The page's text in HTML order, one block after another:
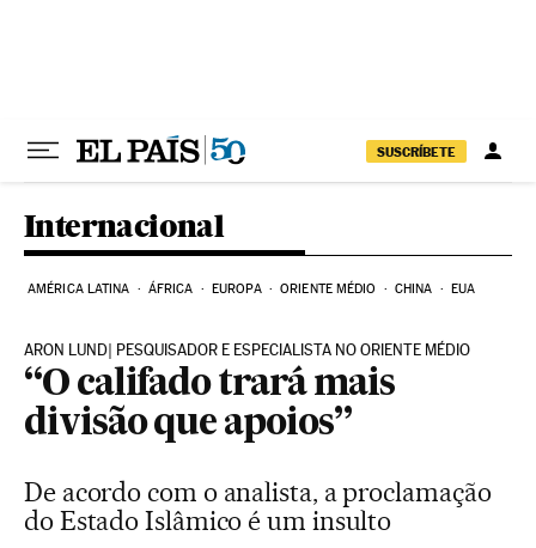
SUSCRÍBETE
Internacional
AMÉRICA LATINA ÁFRICA EUROPA ORIENTE MÉDIO CHINA EUA
ARON LUND| PESQUISADOR E ESPECIALISTA NO ORIENTE MÉDIO
“O califado trará mais
divisão que apoios”
De acordo com o analista, a proclamação
do Estado Islâmico é um insulto